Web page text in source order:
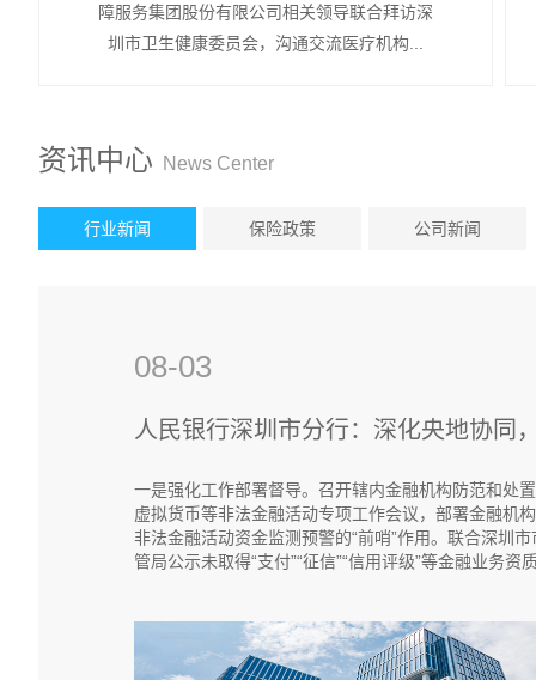
障服务集团股份有限公司相关领导联合拜访深
圳市卫生健康委员会，沟通交流医疗机构...
资讯中心 News Center
行业新闻 保险政策 公司新闻
08-03
一是强化工作部署督导。召开辖内金融机构防范和处
虚拟货币等非法金融活动专项工作会议，部署金融机
非法金融活动资金监测预警的“前哨”作用。联合深圳市
管局公示未取得“支付”“征信”“信用评级”等金融业务资
门，推动属地网站平台依法依约处置一批炒作虚拟货
违规自媒体账号。